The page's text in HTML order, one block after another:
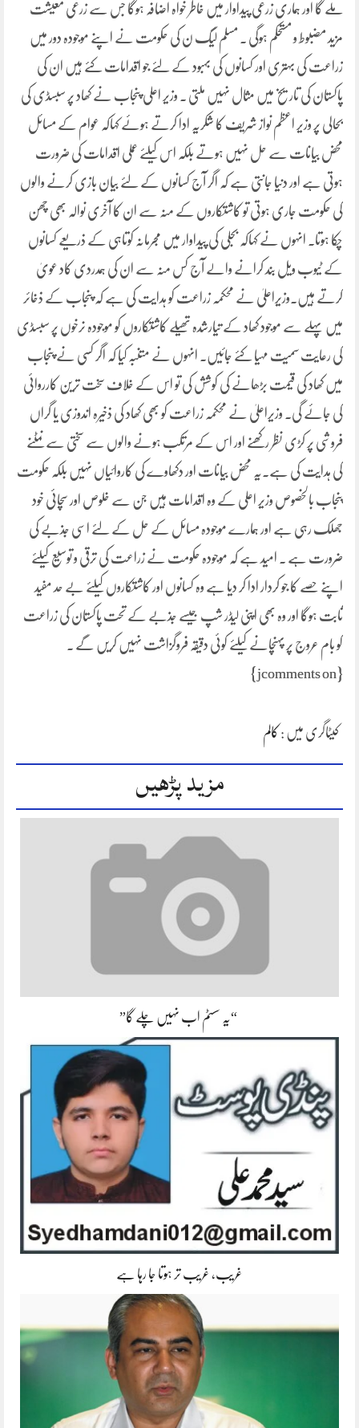
ملے گا اور ہماری زرعی پیداوار میں خاطر خواہ اضافہ ہوگا جس سے زرعی معیشت
مزید مضبوط و مستحکم ہوگی . مسلم لیگ ن کی حکومت نے اپنے موجودہ دور میں
زراعت کی بہتری اور کسانوں کی بہبود کے لئے جو اقدامات کئے ہیں ان کی
پاکستان کی تاریخ میں مثال نہیں ملتی . وزیر اعلی پنجاب نے کھاد پر سبسڈی کی
بحالی پر وزیر اعظم نواز شریف کا شکریہ ادا کرتے ہوئے کہاکہ عوام کے مسائل
محض بیانات سے حل نہیں ہوتے بلکہ اس کیلئے عملی اقدامات کی ضرورت
ہوتی ہے اور دنیا جانتی ہے کہ اگر آج کسانوں کے لئے بیان بازی کرنے والوں
کی حکومت جاری ہوتی تو کاشتکاروں کے منہ سے ان کا آخری نوالہ بھی چھن
چکا ہوتا۔ انہوں نے کہاکہ بجلی کی پیداوار میں مجرمانہ کوتاہی کے ذریعے کسانوں
کے ٹیوب ویل بند کرانے والے آج کس منہ سے ان کی ہمدردی کاد عویٰ
کرتے ہیں.وزیراعلیٰ نے محکمہ زراعت کو ہدایت کی ہے کہ پنجاب کے ذخائر
میں پہلے سے موجود کھاد کے تیارشدہ تھیلے کاشتکاروں کو موجودہ نرخوں پر سبسڈی
کی رعایت سمیت مہیا کئے جائیں۔ انہوں نے متنبہ کیا کہ اگر کسی نے پنجاب
میں کھاد کی قیمت بڑھانے کی کوشش کی تو اس کے خلاف سخت ترین کارروائی
کی جائے گی. وزیراعلیٰ نے محکمہ زراعت کو بھی کھاد کی ذخیرہ اندوزی یا گراں
فروشی پر کڑی نظر رکھنے اور اس کے مرتکب ہونے والوں سے سختی سے نمٹنے
کی ہدایت کی ہے.یہ محض بیانات اور دکھاوے کی کاروائیاں نہیں بلکہ حکومت
پنجاب بالخصوص وزیر اعلی کے وہ اقدامات ہیں جن سے خلوص اور سچائی خود
جھلک رہی ہے اور ہمارے موجودہ مسائل کے حل کے لئے اسی جذبے کی
ضرورت ہے . امید ہے کہ موجودہ حکومت نے زراعت کی ترقی و توسیع کیلئے
اپنے حصے کا جو کردار ادا کر دیا ہے وہ کسانوں اور کاشتکاروں کیلئے بے حد مفید
ثابت ہوگا اور وہ بھی اپنی لیڈر شپ جیسے جذبے کے تحت پاکستان کی زراعت
کو بام عروج پر پہنچانے کیلئے کوئی دقیقہ فروگزاشت نہیں کریں گے ۔
{jcomments on}
کیٹاگری میں : کالم
مزید پڑھیں
“یہ سسٹم اب نہیں چلے گا”
غریب، غریب تر ہوتا جا رہا ہے